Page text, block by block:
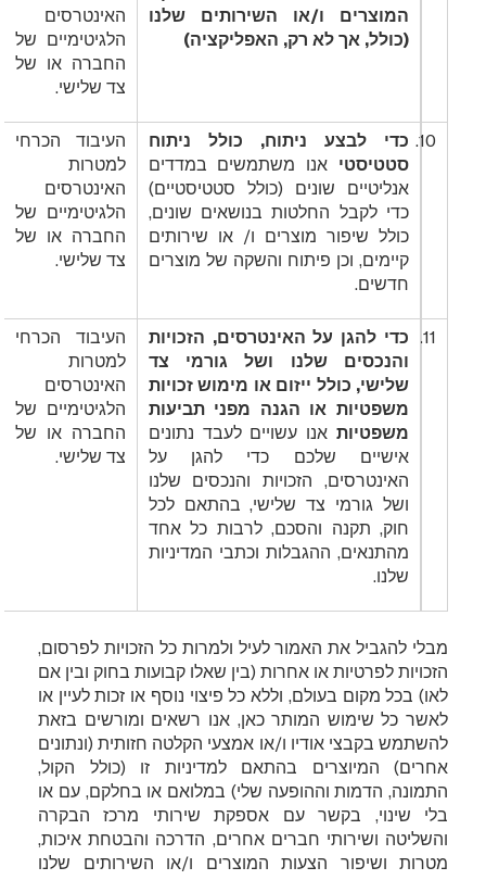
המוצרים ו/או השירותים שלנו
(כולל, אך לא רק, האפליקציה)
האינטרסים
הלגיטימיים של
החברה או של
צד שלישי.
10. כדי לבצע ניתוח, כולל ניתוח
סטטיסטי אנו משתמשים במדדים
אנליטיים שונים (כולל סטטיסטיים)
כדי לקבל החלטות בנושאים שונים,
כולל שיפור מוצרים ו/ או שירותים
קיימים, וכן פיתוח והשקה של מוצרים
חדשים.
העיבוד הכרחי
למטרות
האינטרסים
הלגיטימיים של
החברה או של
צד שלישי.
11.
כדי להגן על האינטרסים, הזכויות
והנכסים שלנו ושל גורמי צד
שלישי, כולל ייזום או מימוש זכויות
משפטיות או הגנה מפני תביעות
משפטיות אנו עשויים לעבד נתונים
אישיים שלכם כדי להגן על
האינטרסים, הזכויות והנכסים שלנו
ושל גורמי צד שלישי, בהתאם לכל
חוק, תקנה והסכם, לרבות כל אחד
מהתנאים, ההגבלות וכתבי המדיניות
שלנו.
העיבוד הכרחי
למטרות
האינטרסים
הלגיטימיים של
החברה או של
צד שלישי.
מבלי להגביל את האמור לעיל ולמרות כל הזכויות לפרסום,
הזכויות לפרטיות או אחרות (בין שאלו קבועות בחוק ובין אם
לאו) בכל מקום בעולם, וללא כל פיצוי נוסף או זכות לעיין או
לאשר כל שימוש המותר כאן, אנו רשאים ומורשים בזאת
להשתמש בקבצי אודיו ו/או אמצעי הקלטה חזותית (ונתונים
אחרים) המיוצרים בהתאם למדיניות זו (כולל הקול,
התמונה, הדמות וההופעה שלי) במלואם או בחלקם, עם או
בלי שינוי, בקשר עם אספקת שירותי מרכז הבקרה
והשליטה ושירותי חברים אחרים, הדרכה והבטחת איכות,
מטרות ושיפור הצעות המוצרים ו/או השירותים שלנו